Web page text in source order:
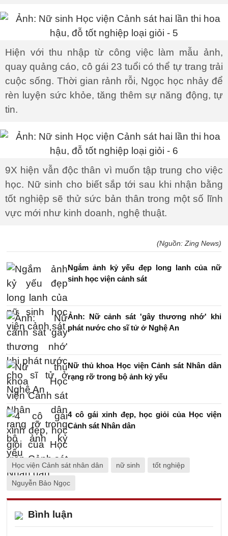
Hiện với thu nhập từ công việc làm mẫu ảnh,
quay quảng cáo, cô gái 23 tuổi có thể tự trang trải
cuộc sống. Thời gian rảnh rỗi, Ngọc học nhảy để
rèn luyện sức khỏe, tăng thêm sự năng động, tự
tin.
9X hiện vẫn độc thân vì muốn tập trung cho việc
học. Nữ sinh cho biết sắp tới sau khi nhận bằng
tốt nghiệp sẽ thử sức bản thân trong một số lĩnh
vực mới như kinh doanh, nghệ thuật.
(Nguồn: Zing News)
Ngắm ảnh kỷ yếu đẹp long lanh của nữ
sinh học viện cảnh sát
Ảnh: Nữ cảnh sát 'gây thương nhớ' khi
phát nước cho sĩ tử ở Nghệ An
Nữ thủ khoa Học viện Cảnh sát Nhân dân
rạng rỡ trong bộ ảnh kỷ yếu
4 cô gái xinh đẹp, học giỏi của Học viện
Cảnh sát Nhân dân
Học viện Cảnh sát nhân dân nữ sinh tốt nghiệp
Nguyễn Bảo Ngọc
Bình luận